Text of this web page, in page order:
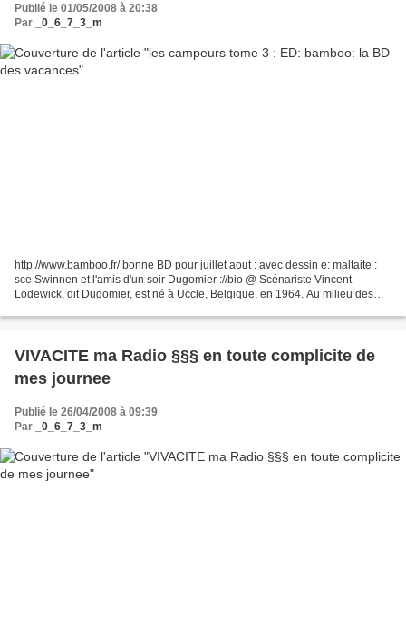
Publié le 01/05/2008 à 20:38
Par
_0_6_7_3_m
http://www.bamboo.fr/ bonne BD pour juillet aout : avec dessin e: maltaite :
sce Swinnen et l'amis d'un soir Dugomier ://bio @ Scénariste Vincent
Lodewick, dit Dugomier, est né à Uccle, Belgique, en 1964. Au milieu des
VIVACITE ma Radio §§§ en toute complicite de
mes journee
Publié le 26/04/2008 à 09:39
Par
_0_6_7_3_m